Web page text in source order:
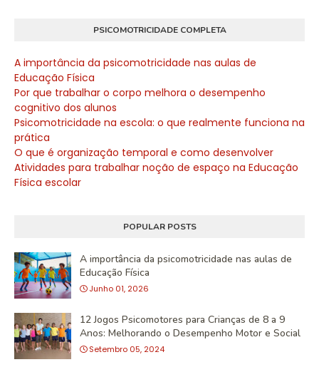
PSICOMOTRICIDADE COMPLETA
A importância da psicomotricidade nas aulas de
Educação Física
Por que trabalhar o corpo melhora o desempenho
cognitivo dos alunos
Psicomotricidade na escola: o que realmente funciona na
prática
O que é organização temporal e como desenvolver
Atividades para trabalhar noção de espaço na Educação
Física escolar
POPULAR POSTS
A importância da psicomotricidade nas aulas de
Educação Física
Junho 01, 2026
12 Jogos Psicomotores para Crianças de 8 a 9
Anos: Melhorando o Desempenho Motor e Social
Setembro 05, 2024